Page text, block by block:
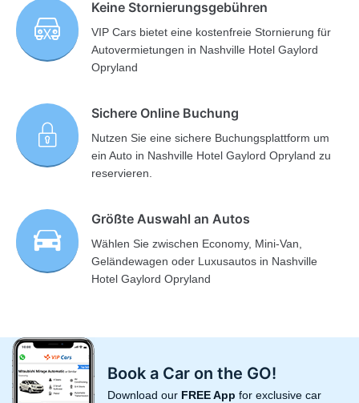
Keine Stornierungsgebühren
VIP Cars bietet eine kostenfreie Stornierung für
Autovermietungen in Nashville Hotel Gaylord
Opryland
Sichere Online Buchung
Nutzen Sie eine sichere Buchungsplattform um
ein Auto in Nashville Hotel Gaylord Opryland zu
reservieren.
Größte Auswahl an Autos
Wählen Sie zwischen Economy, Mini-Van,
Geländewagen oder Luxusautos in Nashville
Hotel Gaylord Opryland
Book a Car on the GO!
Download our FREE App for exclusive car